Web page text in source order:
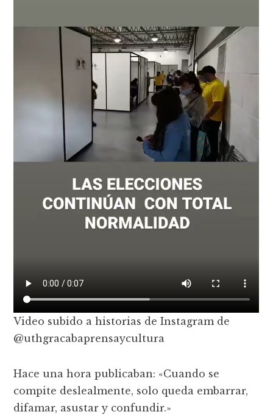
Video subido a historias de Instagram de
@uthgracabaprensaycultura
Hace una hora publicaban: «Cuando se
compite deslealmente, solo queda embarrar,
difamar, asustar y confundir.»